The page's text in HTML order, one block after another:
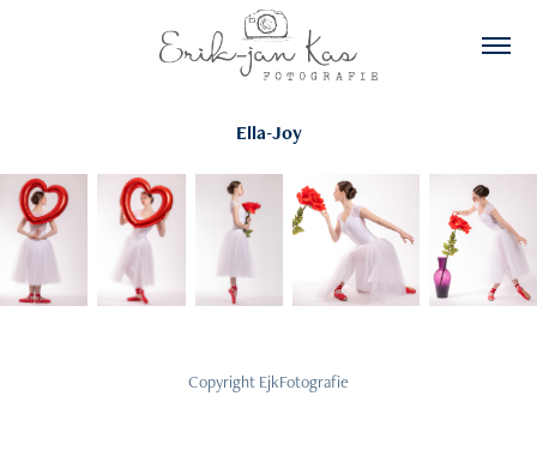
Ella-Joy
Copyright EjkFotografie